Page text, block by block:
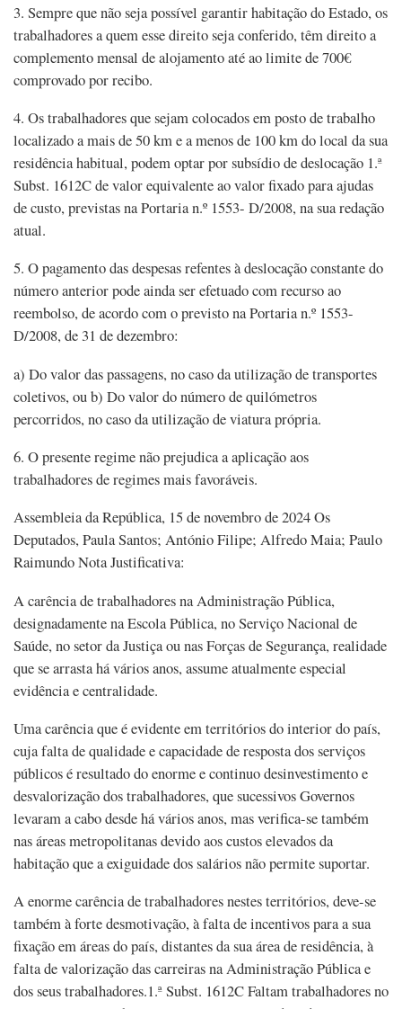
3. Sempre que não seja possível garantir habitação do Estado, os
trabalhadores a quem esse direito seja conferido, têm direito a
complemento mensal de alojamento até ao limite de 700€
comprovado por recibo.
4. Os trabalhadores que sejam colocados em posto de trabalho
localizado a mais de 50 km e a menos de 100 km do local da sua
residência habitual, podem optar por subsídio de deslocação 1.ª
Subst. 1612C de valor equivalente ao valor fixado para ajudas
de custo, previstas na Portaria n.º 1553- D/2008, na sua redação
atual.
5. O pagamento das despesas refentes à deslocação constante do
número anterior pode ainda ser efetuado com recurso ao
reembolso, de acordo com o previsto na Portaria n.º 1553-
D/2008, de 31 de dezembro:
a) Do valor das passagens, no caso da utilização de transportes
coletivos, ou b) Do valor do número de quilómetros
percorridos, no caso da utilização de viatura própria.
6. O presente regime não prejudica a aplicação aos
trabalhadores de regimes mais favoráveis.
Assembleia da República, 15 de novembro de 2024 Os
Deputados, Paula Santos; António Filipe; Alfredo Maia; Paulo
Raimundo Nota Justificativa:
A carência de trabalhadores na Administração Pública,
designadamente na Escola Pública, no Serviço Nacional de
Saúde, no setor da Justiça ou nas Forças de Segurança, realidade
que se arrasta há vários anos, assume atualmente especial
evidência e centralidade.
Uma carência que é evidente em territórios do interior do país,
cuja falta de qualidade e capacidade de resposta dos serviços
públicos é resultado do enorme e continuo desinvestimento e
desvalorização dos trabalhadores, que sucessivos Governos
levaram a cabo desde há vários anos, mas verifica-se também
nas áreas metropolitanas devido aos custos elevados da
habitação que a exiguidade dos salários não permite suportar.
A enorme carência de trabalhadores nestes territórios, deve-se
também à forte desmotivação, à falta de incentivos para a sua
fixação em áreas do país, distantes da sua área de residência, à
falta de valorização das carreiras na Administração Pública e
dos seus trabalhadores.1.ª Subst. 1612C Faltam trabalhadores no